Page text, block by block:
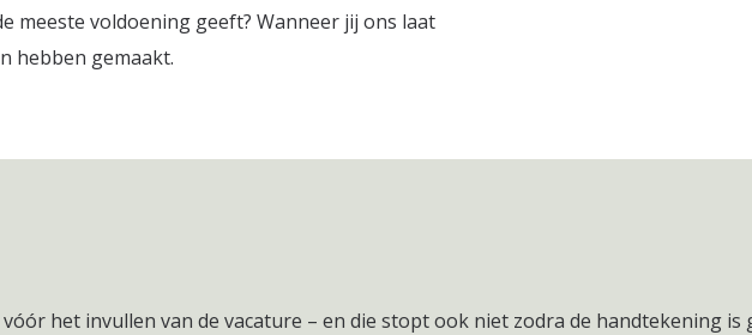
meeste voldoening geeft? Wanneer jij ons laat
hebben gemaakt.
het invullen van de vacature – en die stopt ook niet zodra de handtekening is